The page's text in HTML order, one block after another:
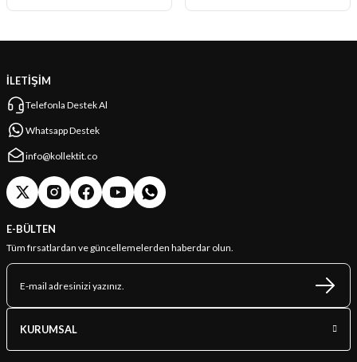
İLETİŞİM
Telefonla Destek Al
Whatsapp Destek
info@kollektit.co
E-BÜLTEN
Tüm fırsatlardan ve güncellemelerden haberdar olun.
KURUMSAL